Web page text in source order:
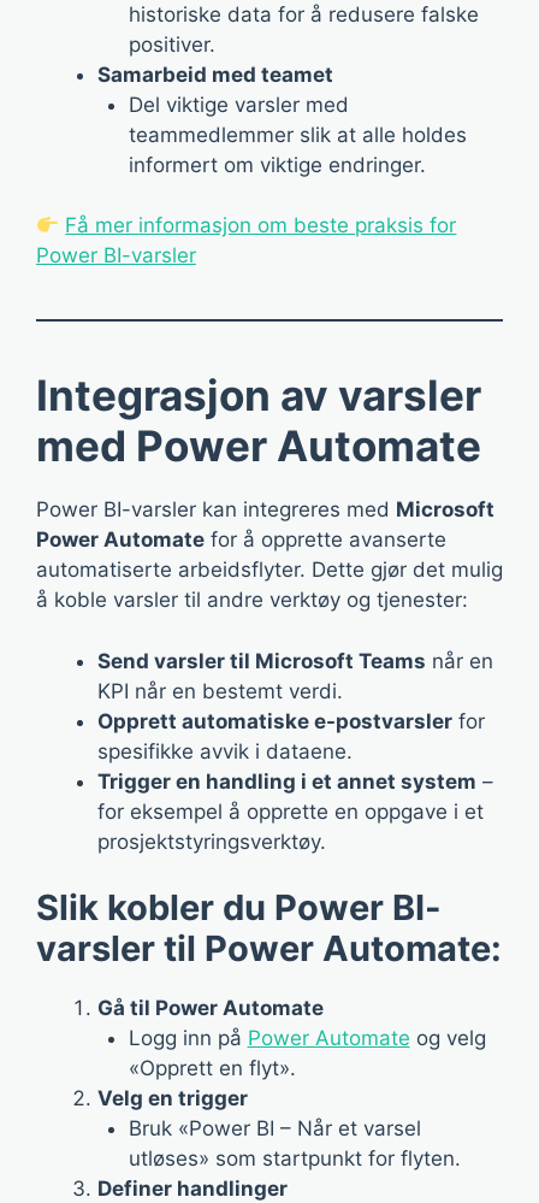
historiske data for å redusere falske
positiver.
Samarbeid med teamet
Del viktige varsler med
teammedlemmer slik at alle holdes
informert om viktige endringer.
Få mer informasjon om beste praksis for
Power BI-varsler
Integrasjon av varsler
med Power Automate
Power BI-varsler kan integreres med Microsoft
Power Automate for å opprette avanserte
automatiserte arbeidsflyter. Dette gjør det mulig
å koble varsler til andre verktøy og tjenester:
Send varsler til Microsoft Teams når en
KPI når en bestemt verdi.
Opprett automatiske e-postvarsler for
spesifikke avvik i dataene.
Trigger en handling i et annet system –
for eksempel å opprette en oppgave i et
prosjektstyringsverktøy.
Slik kobler du Power BI-
varsler til Power Automate:
Gå til Power Automate
Logg inn på Power Automate og velg
«Opprett en flyt».
Velg en trigger
Bruk «Power BI – Når et varsel
utløses» som startpunkt for flyten.
Definer handlinger